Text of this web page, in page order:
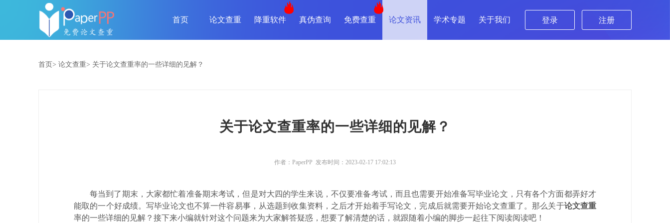
首页 论文查重 降重软件 真伪查询 免费查重 论文资讯 学术专题 关于我们 登录 注册
首页> 论文查重> 关于论文查重率的一些详细的见解？
关于论文查重率的一些详细的见解？
作者：PaperPP 发布时间：2023-02-17 17:02:13
每当到了期末，大家都忙着准备期末考试，但是对大四的学生来说，不仅要准备考试，而且也需要开始准备写毕业论文，只有各个方面都弄好才
能取的一个好成绩。写毕业论文也不算一件容易事，从选题到收集资料，之后才开始着手写论文，完成后就需要开始论文查重了。那么关于论文查重
率的一些详细的见解？接下来小编就针对这个问题来为大家解答疑惑，想要了解清楚的话，就跟随着小编的脚步一起往下阅读阅读吧！